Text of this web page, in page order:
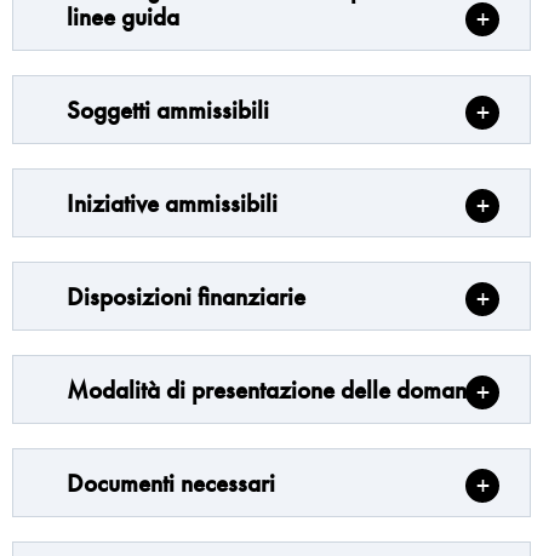
linee guida
Soggetti ammissibili
Iniziative ammissibili
Disposizioni finanziarie
Modalità di presentazione delle domande
Documenti necessari